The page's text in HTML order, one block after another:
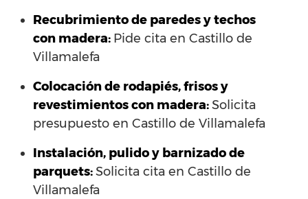
Recubrimiento de paredes y techos
con madera: Pide cita en Castillo de
Villamalefa
Colocación de rodapiés, frisos y
revestimientos con madera:Solicita
presupuesto en Castillo de Villamalefa
Instalación, pulido y barnizado de
parquets:Solicita cita en Castillo de
Villamalefa